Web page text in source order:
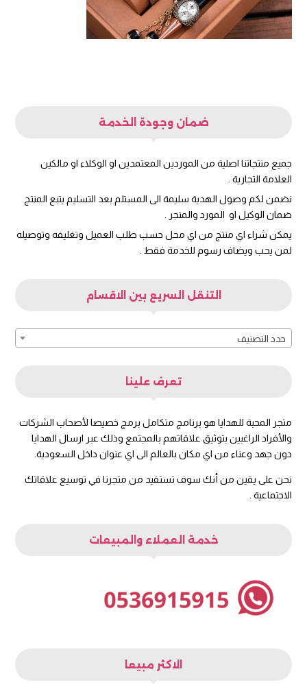
ضمان وجودة الخدمة
جميع منتجاتنا اصلية من الموردين المعتمدين او الوكلاء او مالكين
العلامة التجارية .
نضمن لكم وصول الهدية سليمة الى المستلم بعد التسليم يتبع المنتج
ضمان الوكيل او المورد والمتجر .
يمكن شراء اي منتج من اي محل حسب طلب العميل وتغليفه وتوصيله
لمن يحب ويضاف رسوم للخدمة فقط .
التنقل السريع بين الاقسام
حدد التصنيف
تعرف علينا
متجر المحبة للهدايا هو برنامج متكامل برمج خصيصا لأصحاب الشركات
والأفراد الراغبين بتوثيق علاقاتهم بالمجتمع وذلك عبر ارسال الهدايا
دون جهد وعناء من اي مكان بالعالم الى اي عنوان داخل السعودية.
نحن على يقين من أنك سوف تستفيد من متجرنا في توسيع علاقاتك
الاجتماعية .
خدمة العملاء والمبيعات
الاكثر مبيعا